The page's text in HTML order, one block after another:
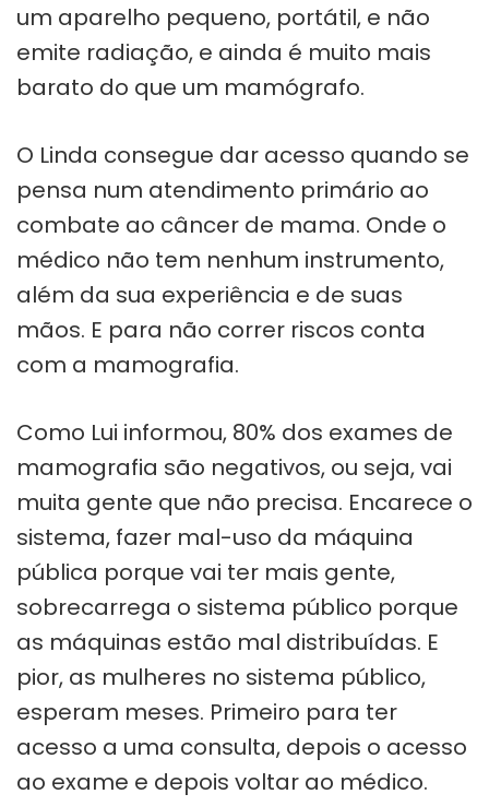
um aparelho pequeno, portátil, e não
emite radiação, e ainda é muito mais
barato do que um mamógrafo.
O Linda consegue dar acesso quando se
pensa num atendimento primário ao
combate ao câncer de mama. Onde o
médico não tem nenhum instrumento,
além da sua experiência e de suas
mãos. E para não correr riscos conta
com a mamografia.
Como Lui informou, 80% dos exames de
mamografia são negativos, ou seja, vai
muita gente que não precisa. Encarece o
sistema, fazer mal-uso da máquina
pública porque vai ter mais gente,
sobrecarrega o sistema público porque
as máquinas estão mal distribuídas. E
pior, as mulheres no sistema público,
esperam meses. Primeiro para ter
acesso a uma consulta, depois o acesso
ao exame e depois voltar ao médico.